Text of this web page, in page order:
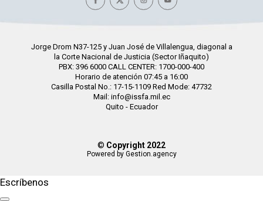
© Copyright 2022
Powered by Gestion.agency
Jorge Drom N37-125 y Juan José de Villalengua, diagonal a
la Corte Nacional de Justicia (Sector Iñaquito)
PBX: 396 6000 CALL CENTER: 1700-000-400
Horario de atención 07:45 a 16:00
Casilla Postal No.: 17-15-1109 Red Mode: 47732
Mail: info@issfa.mil.ec
Quito - Ecuador
Escríbenos